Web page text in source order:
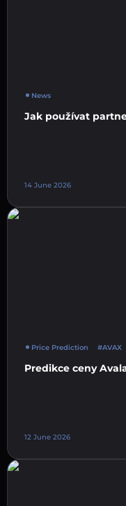
News
Jak používat
14 June 2026
Price Prediction #AVAX
Predikce ceny
12 June 2026